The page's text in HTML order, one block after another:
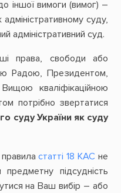
іншої вимоги (вимог) –
суду,
адміністративний суд.
права, свободи або
Радою, Президентом,
кваліфікаційною
потрібно звертатися
суду України як суду
правиластатті 18 КАС не
підсудність
на Ваш вибір – або